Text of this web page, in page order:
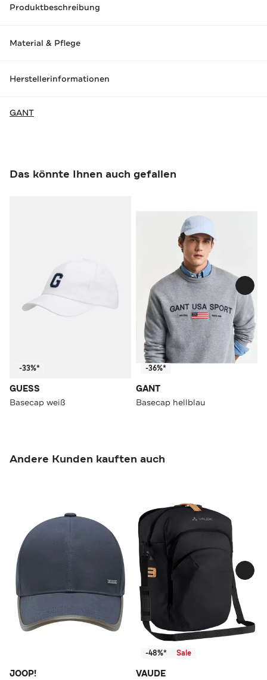
Produktbeschreibung
Material & Pflege
Herstellerinformationen
GANT
Das könnte Ihnen auch gefallen
-33%*
GUESS
Basecap weiß
-36%*
GANT
Basecap hellblau
Andere Kunden kauften auch
JOOP!
-48%* Sale
VAUDE